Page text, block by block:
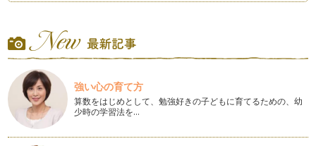
くれる魔法の言葉〜
子どもとの毎日は忙しいですよね。 「早く準備しなさい」
「早く食べなさい」「あれをしなさ…
子どものストレス解消を手伝いましょう
４月になり、お子さんも新しい環境になるタイミングですね。
…
読み聞かせでコミュニケーション力と国語力を伸ばせます
強い心の育て方
算数をはじめとして、勉強好きの子どもに育てるための、幼
少時の学習法を…